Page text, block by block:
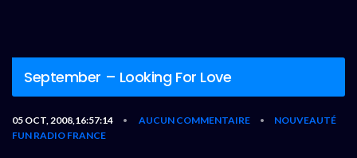
September – Looking For Love
05 OCT, 2008,16:57:14 • AUCUN COMMENTAIRE •
NOUVEAUTÉ
FUN RADIO FRANCE